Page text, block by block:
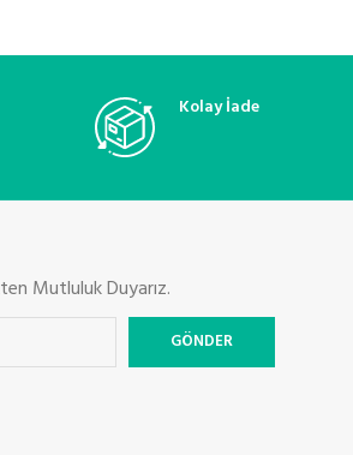
Kolay İade
Mutluluk Duyarız.